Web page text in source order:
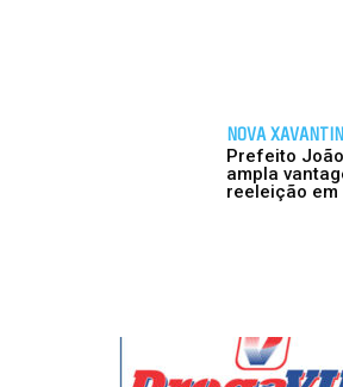
NOVA
Prefeito
ampla
reeleição em